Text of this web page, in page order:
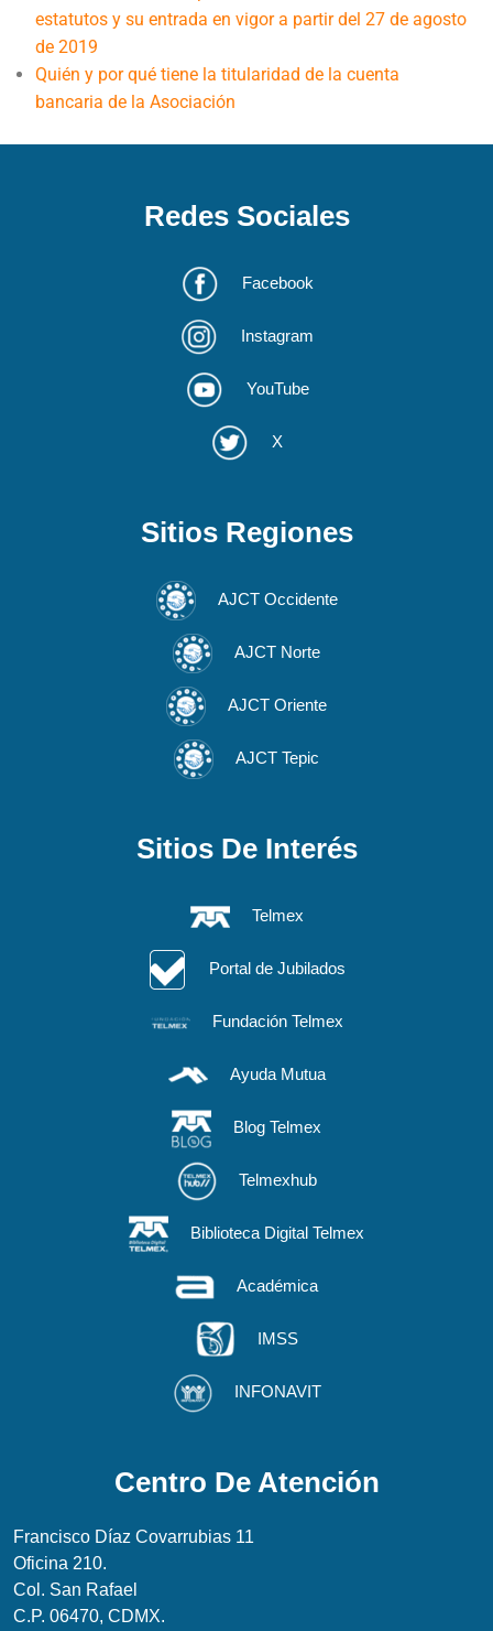
estatutos y su entrada en vigor a partir del 27 de agosto
de 2019
Quién y por qué tiene la titularidad de la cuenta
bancaria de la Asociación
Redes Sociales
Facebook
Instagram
YouTube
X
Sitios Regiones
AJCT Occidente
AJCT Norte
AJCT Oriente
AJCT Tepic
Sitios De Interés
Telmex
Portal de Jubilados
Fundación Telmex
Ayuda Mutua
Blog Telmex
Telmexhub
Biblioteca Digital Telmex
Académica
IMSS
INFONAVIT
Centro De Atención
Francisco Díaz Covarrubias 11
Oficina 210.
Col. San Rafael
C.P. 06470, CDMX.